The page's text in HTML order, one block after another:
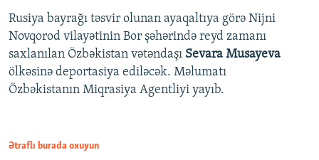
Rusiya bayrağı təsvir olunan ayaqaltıya görə Nijni
Novqorod vilayətinin Bor şəhərində reyd zamanı
saxlanılan Özbəkistan vətəndaşı Sevara Musayeva
ölkəsinə deportasiya ediləcək. Məlumatı
Özbəkistanın Miqrasiya Agentliyi yayıb.
Ətraflı burada oxuyun